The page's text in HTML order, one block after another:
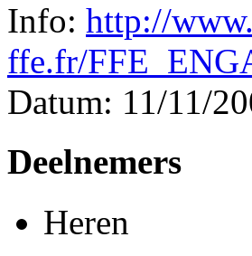
Info: http://
ffe.fr/
Datum: 11/11/
Deelnemers
Heren